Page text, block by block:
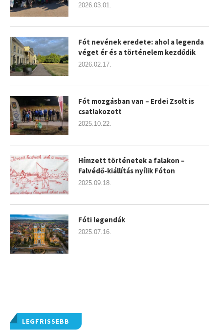
LEGFRISSEBB
2026.03.01.
Fót nevének eredete: ahol a legenda
véget ér és a történelem kezdődik
2026.02.17.
Fót mozgásban van – Erdei Zsolt is
csatlakozott
2025.10.22.
Hímzett történetek a falakon –
Falvédő-kiállítás nyílik Fóton
2025.09.18.
Fóti legendák
2025.07.16.